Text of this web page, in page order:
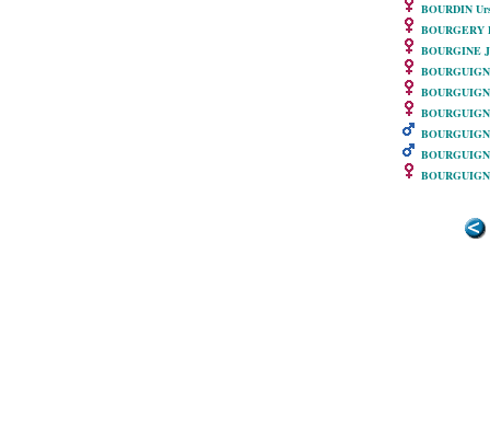
BOURDIN
BOURGERY
BOURGINE